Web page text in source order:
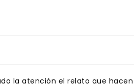
la atención el relato que hacen